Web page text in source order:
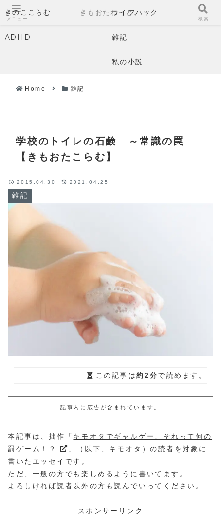
きのここらむ ライフハック
ADHD 雑記
私の小説
Home 雑記
学校のトイレの石鹸 ～常識の罠
【きもおたこらむ】
雑記
2015.04.30 2021.04.25
この記事は約2分で読めます。
記事内に広告が含まれています。
本記事は、拙作「 キモオタでギャルゲー、それって何の
罰ゲーム！？
」（以下、キモオタ）の読者を対象に
書いたエッセイです。
ただ、一般の方でも楽しめるように書いてます。
よろしければ読者以外の方も読んでいってください。
スポンサーリンク
メニュー
きもおたねっと。
検索